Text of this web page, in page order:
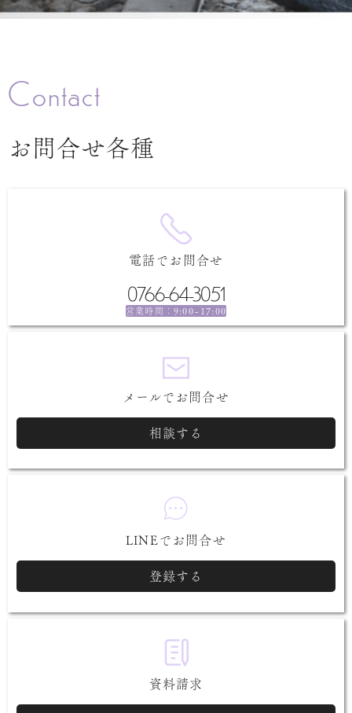
Contact
お問合せ各種
電話でお問合せ
0766-64-3051
営業時間： 9:00~17:00
メールでお問合せ
相談する
LINEでお問合せ
登録する
資料請求